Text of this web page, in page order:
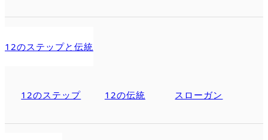
12のステップと伝統
12のステップ 12の伝統 スローガン